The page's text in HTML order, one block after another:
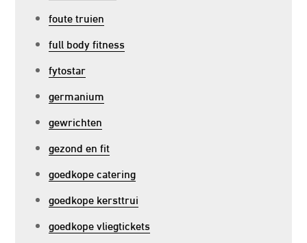
foute truien
full body fitness
fytostar
germanium
gewrichten
gezond en fit
goedkope catering
goedkope kersttrui
goedkope vliegtickets